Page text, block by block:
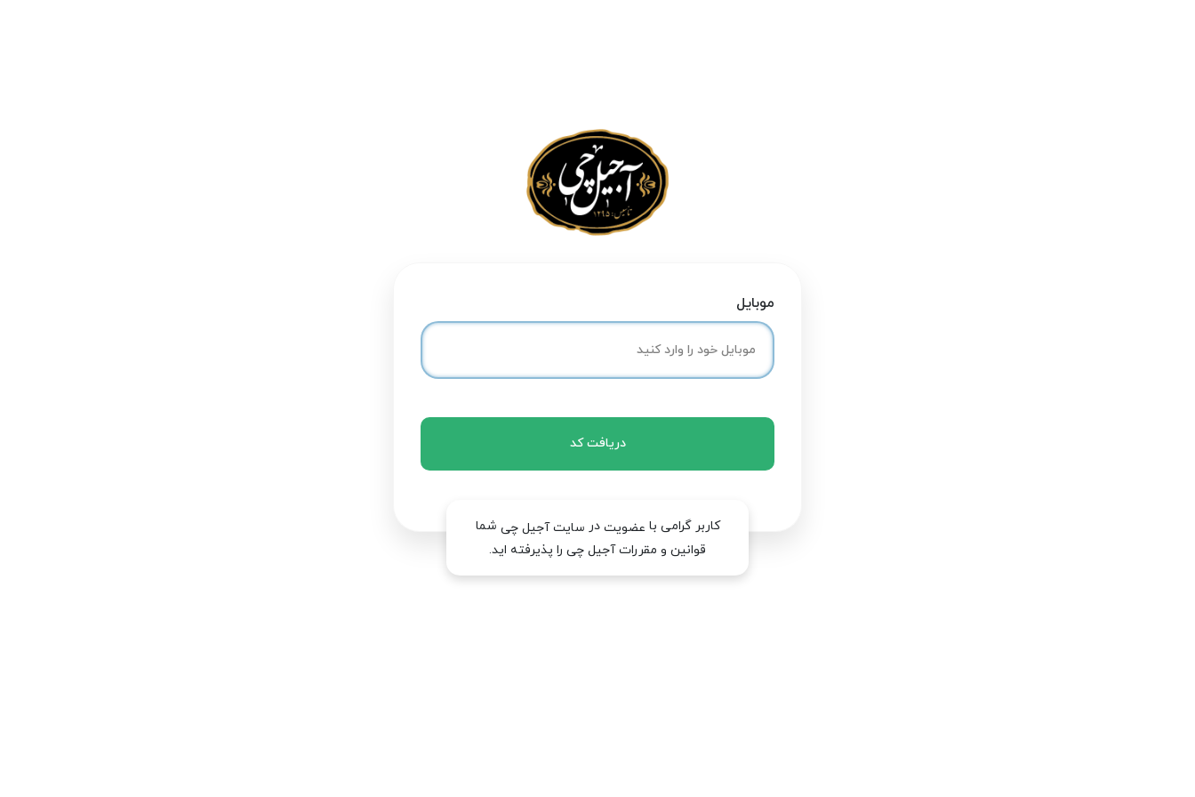
موبایل
دریافت کد
کاربر گرامی با عضویت در سایت آجیل چی شما
قوانین و مقررات آجیل چی را پذیرفته اید.